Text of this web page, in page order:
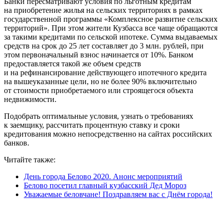
на приобретение жилья на сельских территориях в рамках
государственной программы «Комплексное развитие сельских
территорий». При этом жители Кузбасса все чаще обращаются
за такими кредитами по сельской ипотеке. Сумма выдаваемых
средств на срок до 25 лет составляет до 3 млн. рублей, при
этом первоначальный взнос начинается от 10%. Банком
предоставляется такой же объем средств
и на рефинансирование действующего ипотечного кредита
на вышеуказанные цели, но не более 90% включительно
от стоимости приобретаемого или строящегося объекта
недвижимости.
Подобрать оптимальные условия, узнать о требованиях
к заемщику, рассчитать процентную ставку и сроки
кредитования можно непосредственно на сайтах российских
банков.
Читайте также:
День города Белово 2020. Анонс мероприятий
Белово посетил главный кузбасский Дед Мороз
Уважаемые беловчане! Поздравляем вас с Днём города!